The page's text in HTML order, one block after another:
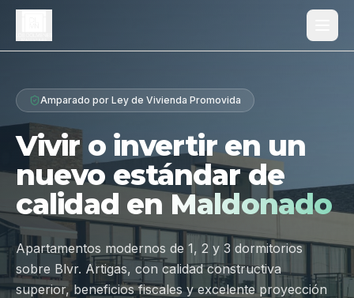
Proyecto
Diferenciales
Tipologías
Galería
Ubicación
Contacto
Amparado por Ley de Vivienda Promovida
Vivir o invertir en un
nuevo estándar de
calidad en Maldonado
Apartamentos modernos de 1, 2 y 3 dormitorios
sobre Blvr. Artigas, con calidad constructiva
superior, beneficios fiscales y excelente proyección